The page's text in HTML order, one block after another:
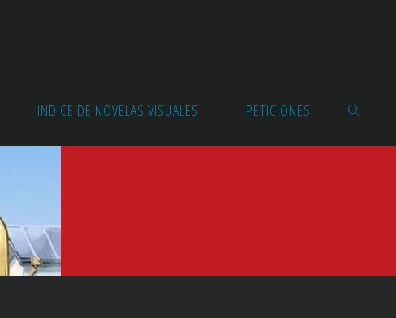
INDICE DE NOVELAS VISUALES PETICIONES